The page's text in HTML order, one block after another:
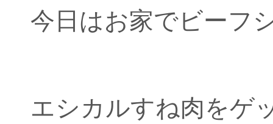
今日はお家でビーフ
エシカルすね肉をゲ